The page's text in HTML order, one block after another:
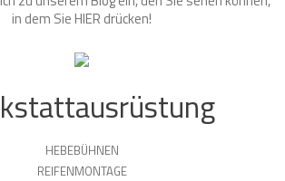
in dem SieHIER drücken!
HEBEBÜHNEN
REIFENMONTAGE